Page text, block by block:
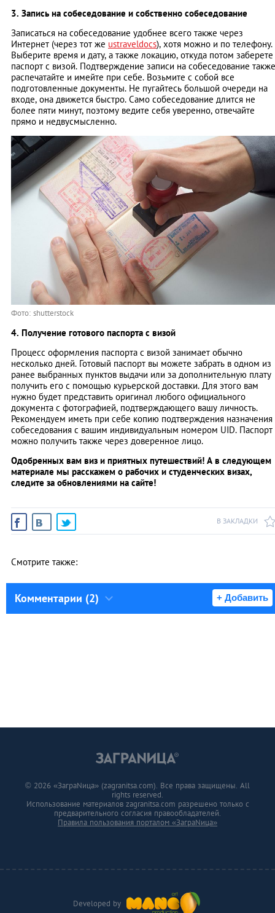
3. Запись на собеседование и собственно собеседование
Записаться на собеседование удобнее всего также через
Интернет (через тот же ustraveldocs), хотя можно и по телефону.
Выберите время и дату, а также локацию, откуда потом заберете
паспорт с визой. Подтверждение записи на собеседование также
распечатайте и имейте при себе. Возьмите с собой все
подготовленные документы. Не пугайтесь большой очереди на
входе, она движется быстро. Само собеседование длится не
более пяти минут, поэтому ведите себя уверенно, отвечайте
прямо и недвусмысленно.
Фото: shutterstock
4. Получение готового паспорта с визой
Процесс оформления паспорта с визой занимает обычно
несколько дней. Готовый паспорт вы можете забрать в одном из
ранее выбранных пунктов выдачи или за дополнительную плату
получить его с помощью курьерской доставки. Для этого вам
нужно будет представить оригинал любого официального
документа с фотографией, подтверждающего вашу личность.
Рекомендуем иметь при себе копию подтверждения назначения
собеседования с вашим индивидуальным номером UID. Паспорт
можно получить также через доверенное лицо.
Одобренных вам виз и приятных путешествий! А в следующем
материале мы расскажем о рабочих и студенческих визах,
следите за обновлениями на сайте!
В ЗАКЛАДКИ
Смотрите также:
Комментарии (2) + Добавить
Developed by
© 2026 «ЗаграNица» (zagranitsa.com). Все права защищены. All
rights reserved.
Использование материалов zagranitsa.com разрешено только с
предварительного согласия правообладателей.
Правила пользования порталом «ЗаграNица»